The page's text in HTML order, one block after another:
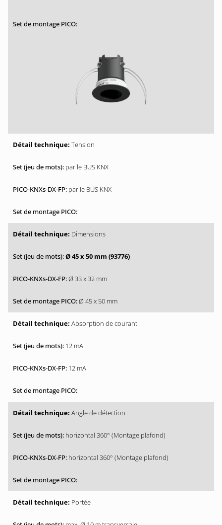
Tension
par le BUS KNX
par le BUS KNX
Dimensions
Ø 45 x 50 mm (93776)
Ø 33 x 32 mm
Ø 45 x 50 mm
Absorption de courant
12 mA
12 mA
Angle de détection
horizontal 360° (Montage plafond)
horizontal 360° (Montage plafond)
Portée